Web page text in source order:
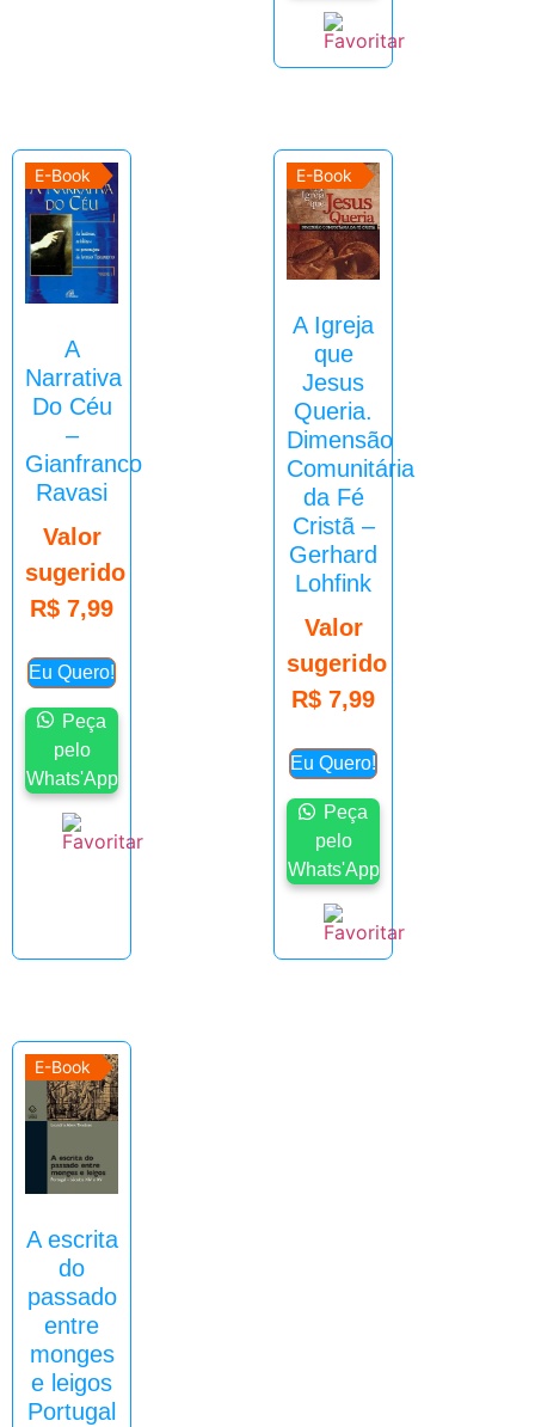
E-Book
A
Narrativa
Do Céu
–
Gianfranco
Ravasi
Valor
sugerido
R$ 7,99
Eu Quero!
Peça
pelo
Whats'App
E-Book
A Igreja
que
Jesus
Queria.
Dimensão
Comunitária
da Fé
Cristã –
Gerhard
Lohfink
Valor
sugerido
R$ 7,99
Eu Quero!
Peça
pelo
Whats'App
E-Book
A escrita
do
passado
entre
monges
e leigos
Portugal